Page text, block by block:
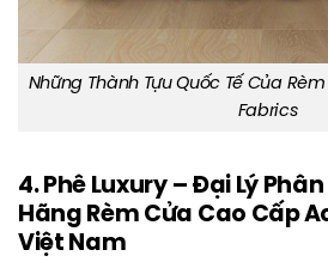
Những Thành Tựu Quốc Tế Của
Fabrics
4. Phê Luxury – Đại Lý
Hãng Rèm Cửa Cao Cấp
Việt Nam